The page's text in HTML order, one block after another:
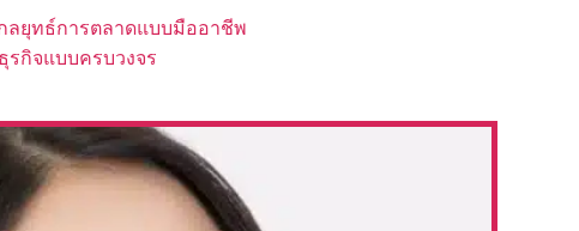
ลยุทธ์การตลาดแบบมืออาชีพ
รกิจแบบครบวงจร